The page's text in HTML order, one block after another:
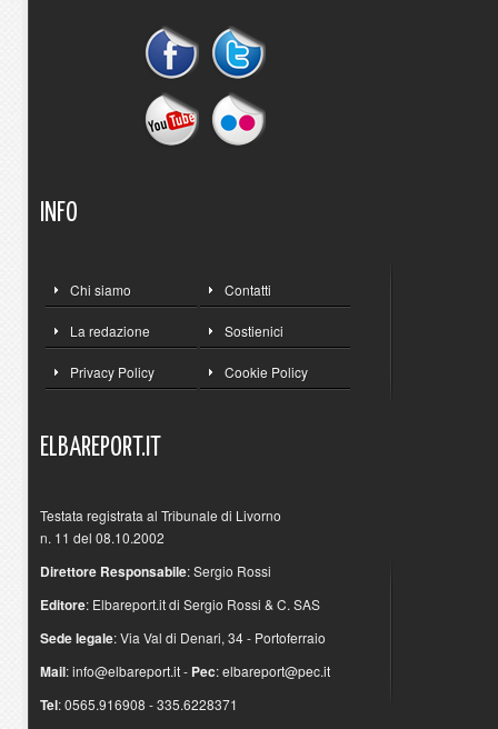
INFO
Chi siamo Contatti
La redazione Sostienici
Privacy Policy Cookie Policy
ELBAREPORT.IT
Testata registrata al Tribunale di Livorno
n. 11 del 08.10.2002
Direttore Responsabile: Sergio Rossi
Editore: Elbareport.it di Sergio Rossi & C. SAS
Sede legale: Via Val di Denari, 34 - Portoferraio
Mail:info@elbareport.it- Pec:elbareport@pec.it
Tel: 0565.916908 - 335.6228371